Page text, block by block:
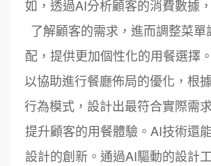
如，透過AI分析顧客的消費數據
了解顧客的需求，進而調整菜
配，提供更加個性化的用餐選擇
以協助進行餐廳佈局的優化，根
行為模式，設計出最符合實際需
提升顧客的用餐體驗。AI技術還
設計的創新。通過AI驅動的設計